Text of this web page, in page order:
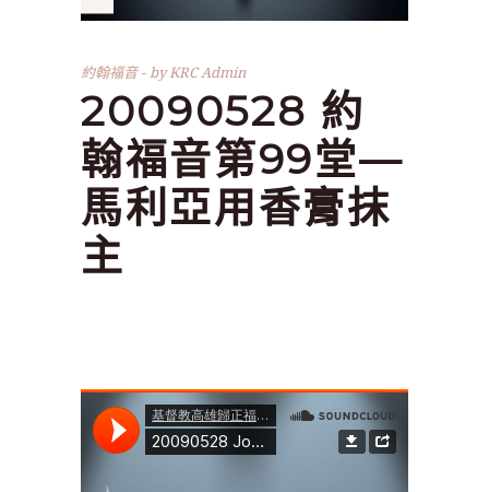
約翰福音 byKRC Admin
20090528 約
翰福音第99堂—
馬利亞用香膏抹
主